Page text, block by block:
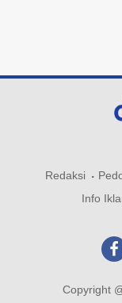
Redaksi
Info
Copyright